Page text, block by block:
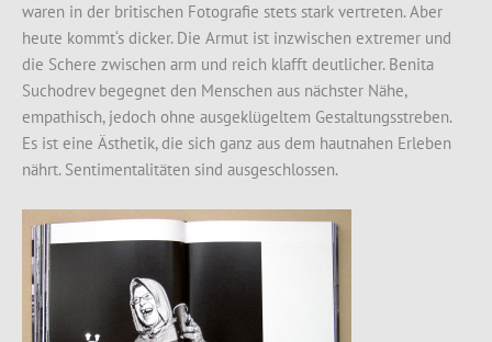
waren in der britischen Fotografie stets stark vertreten. Aber
heute kommt‘s dicker. Die Armut ist inzwischen extremer und
die Schere zwischen arm und reich klafft deutlicher. Benita
Suchodrev begegnet den Menschen aus nächster Nähe,
empathisch, jedoch ohne ausgeklügeltem Gestaltungsstreben.
Es ist eine Ästhetik, die sich ganz aus dem hautnahen Erleben
nährt. Sentimentalitäten sind ausgeschlossen.